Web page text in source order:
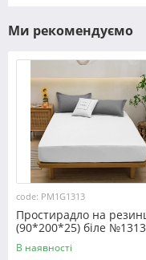
Ми рекомендуємо
code: PM1G1313
Простирадло на
(90*200*25) біле №1313
В наявності